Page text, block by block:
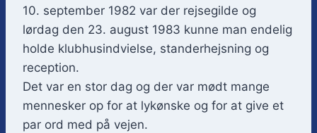
10. september 1982 var der rejsegilde og
lørdag den 23. august 1983 kunne man endelig
holde klubhusindvielse, standerhejsning og
reception.
Det var en stor dag og der var mødt mange
mennesker op for at lykønske og for at give et
par ord med på vejen.